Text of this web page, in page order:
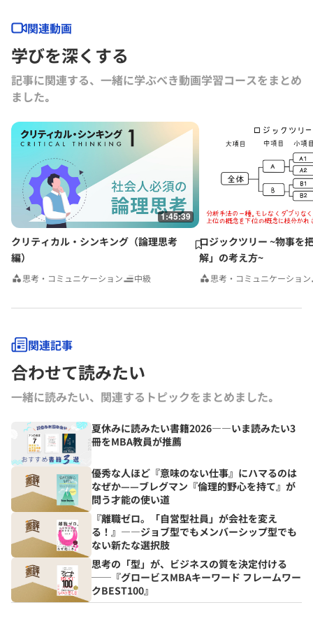
関連動画
学びを深くする
記事に関連する、一緒に学ぶべき動画学習コースをまとめ
ました｡
1:45:39
クリティカル・シンキング（論理思考
編）
思考・コミュニケーション 中級
ロジックツリー ~物事を
解」の考え方~
思考・コミュニケーション
関連記事
合わせて読みたい
一緒に読みたい、関連するトピックをまとめました｡
夏休みに読みたい書籍2026――いま読みたい3
冊をMBA教員が推薦
優秀な人ほど『意味のない仕事』にハマるのは
なぜか——ブレグマン『倫理的野心を持て』が
問う才能の使い道
『離職ゼロ。「自営型社員」が会社を変え
る！』――ジョブ型でもメンバーシップ型でも
ない新たな選択肢
思考の「型」が、ビジネスの質を決定付ける
──『グロービスMBAキーワード フレームワー
クBEST100』